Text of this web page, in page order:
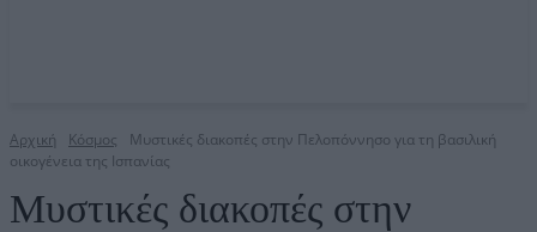
Αρχική Κόσμος
Μυστικές διακοπές στην Πελοπόννησο για τη βασιλική
οικογένεια της Ισπανίας
Μυστικές διακοπές στην